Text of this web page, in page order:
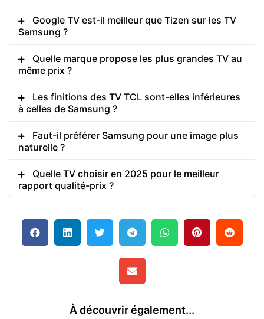
Google TV est-il meilleur que Tizen sur les TV
Samsung ?
Quelle marque propose les plus grandes TV au
même prix ?
Les finitions des TV TCL sont-elles inférieures
à celles de Samsung ?
Faut-il préférer Samsung pour une image plus
naturelle ?
Quelle TV choisir en 2025 pour le meilleur
rapport qualité-prix ?
À découvrir également...